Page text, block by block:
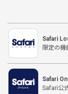
Safari
限定の
Safari
Safari公